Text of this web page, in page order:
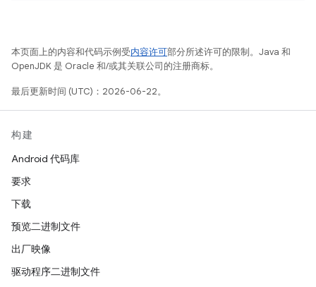
本页面上的内容和代码示例受内容许可部分所述许可的限制。Java 和
OpenJDK 是 Oracle 和/或其关联公司的注册商标。
最后更新时间 (UTC)：2026-06-22。
构建
Android 代码库
要求
下载
预览二进制文件
出厂映像
驱动程序二进制文件